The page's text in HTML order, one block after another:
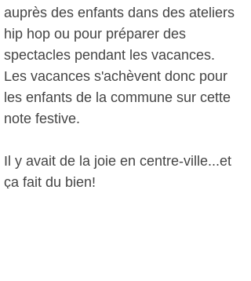
auprès des enfants dans des ateliers
hip hop ou pour préparer des
spectacles pendant les vacances.
Les vacances s'achèvent donc pour
les enfants de la commune sur cette
note festive.
Il y avait de la joie en centre-ville...et
ça fait du bien!